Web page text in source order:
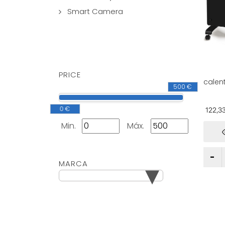
Smart Camera
PRICE
0 €
500 €
Min. Máx.
MARCA ▾